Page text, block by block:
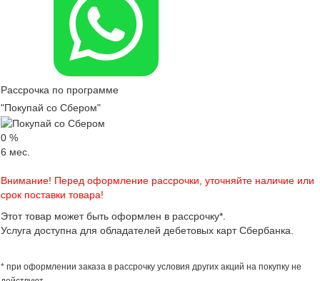
Рассрочка по программе
"Покупай со Сбером"
0 %
6 мес.
Внимание! Перед оформление рассрочки, уточняйте наличие или
срок поставки товара!
Этот товар может быть оформлен в рассрочку*.
Услуга доступна для обладателей дебетовых карт Сбербанка.
* при оформлении заказа в рассрочку условия других акций на покупку не